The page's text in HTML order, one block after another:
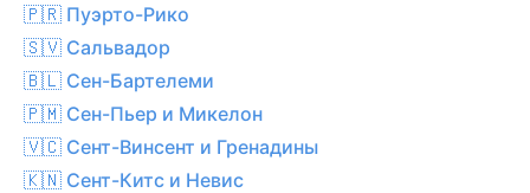
🇵🇷 Пуэрто-Рико
🇸🇻 Сальвадор
🇧🇱 Сен-Бартелеми
🇵🇲 Сен-Пьер и Микелон
🇻🇨 Сент-Винсент и Гренадины
🇰🇳 Сент-Китс и Невис